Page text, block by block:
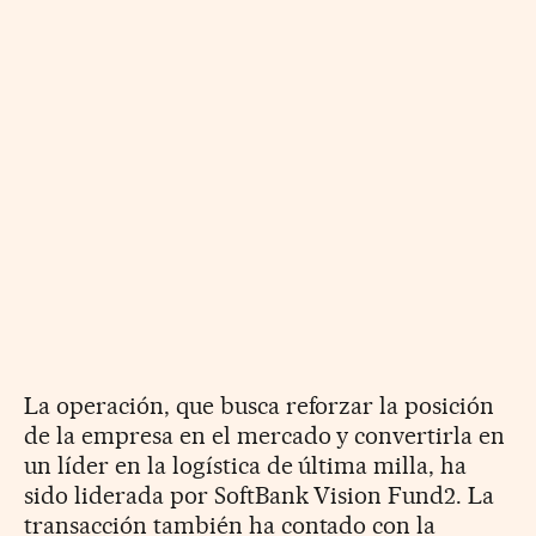
La operación, que busca reforzar la posición
de la empresa en el mercado y convertirla en
un líder en la logística de última milla, ha
sido liderada por SoftBank Vision Fund2. La
transacción también ha contado con la